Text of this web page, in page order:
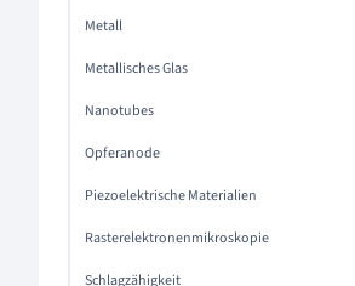
Metall
Metallisches Glas
Nanotubes
Opferanode
Piezoelektrische Materialien
Rasterelektronenmikroskopie
Schlagzähigkeit